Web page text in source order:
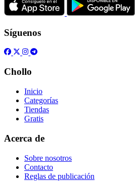
Síguenos
Chollo
Inicio
Categorías
Tiendas
Gratis
Acerca de
Sobre nosotros
Contacto
Reglas de publicación